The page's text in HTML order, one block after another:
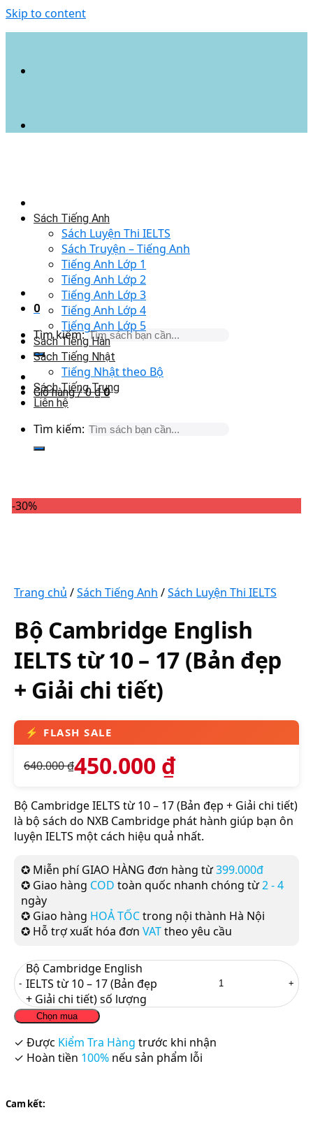
Skip to content
0
Tìm kiếm:
Giỏ hàng /0₫ 0
Sách Tiếng Anh
Sách Luyện Thi IELTS
Sách Truyện – Tiếng Anh
Tiếng Anh Lớp 1
Tiếng Anh Lớp 2
Tiếng Anh Lớp 3
Tiếng Anh Lớp 4
Tiếng Anh Lớp 5
Sách Tiếng Hàn
Sách Tiếng Nhật
Tiếng Nhật theo Bộ
Sách Tiếng Trung
Liên hệ
Tìm kiếm:
-30%
Trang chủ /Sách Tiếng Anh /Sách Luyện Thi IELTS
Bộ Cambridge English
IELTS từ 10 – 17 (Bản đẹp
+ Giải chi tiết)
640.000₫450.000 ₫
Bộ Cambridge IELTS từ 10 – 17 (Bản đẹp + Giải chi tiết)
là bộ sách do NXB Cambridge phát hành giúp bạn ôn
luyện IELTS một cách hiệu quả nhất.
✪ Miễn phí GIAO HÀNG đơn hàng từ399.000đ
✪ Giao hàng COD toàn quốc nhanh chóng từ2 - 4
ngày
✪ Giao hàng HOẢ TỐCtrong nội thành Hà Nội
✪ Hỗ trợ xuất hóa đơn VATtheo yêu cầu
Bộ Cambridge English
IELTS từ 10 – 17 (Bản đẹp
+ Giải chi tiết) số lượng
Chọn mua
✓ Được Kiểm Tra Hàng trước khi nhận
✓ Hoàn tiền 100% nếu sản phẩm lỗi
Cam kết: